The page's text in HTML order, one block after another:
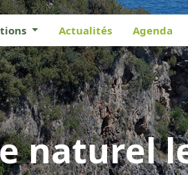
Actualités Agenda
naturel